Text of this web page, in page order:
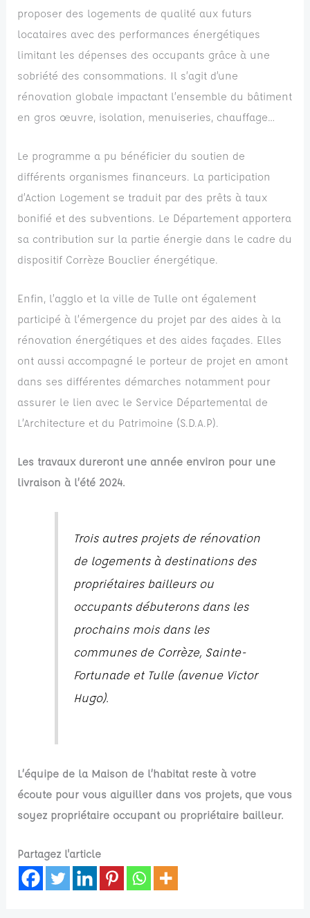
proposer des logements de qualité aux futurs
locataires avec des performances énergétiques
limitant les dépenses des occupants grâce à une
sobriété des consommations. Il s’agit d’une
rénovation globale impactant l’ensemble du bâtiment
en gros œuvre, isolation, menuiseries, chauffage…
Le programme a pu bénéficier du soutien de
différents organismes financeurs. La participation
d’Action Logement se traduit par des prêts à taux
bonifié et des subventions. Le Département apportera
sa contribution sur la partie énergie dans le cadre du
dispositif Corrèze Bouclier énergétique.
Enfin, l’agglo et la ville de Tulle ont également
participé à l’émergence du projet par des aides à la
rénovation énergétiques et des aides façades. Elles
ont aussi accompagné le porteur de projet en amont
dans ses différentes démarches notamment pour
assurer le lien avec le Service Départemental de
L’Architecture et du Patrimoine (S.D.A.P).
Les travaux dureront une année environ pour une
livraison à l’été 2024.
Trois autres projets de rénovation
de logements à destinations des
propriétaires bailleurs ou
occupants débuterons dans les
prochains mois dans les
communes de Corrèze, Sainte-
Fortunade et Tulle (avenue Victor
Hugo).
L’équipe de la Maison de l’habitat reste à votre
écoute pour vous aiguiller dans vos projets, que vous
soyez propriétaire occupant ou propriétaire bailleur.
Partagez l'article